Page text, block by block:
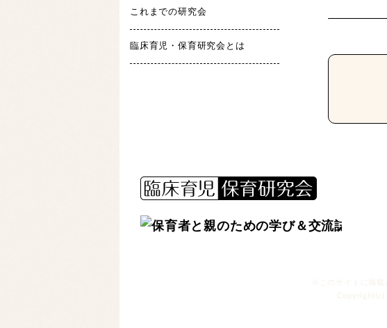
これまでの研究会
臨床育児・保育研究会とは